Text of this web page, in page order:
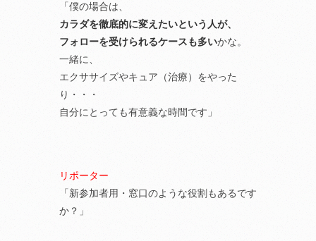
「僕の場合は、
カラダを徹底的に変えたいという人が、
フォローを受けられるケースも多いかな。
一緒に、
エクササイズやキュア（治療）をやった
り・・・
自分にとっても有意義な時間です」
リポーター
「新参加者用・窓口のような役割もあるです
か？」